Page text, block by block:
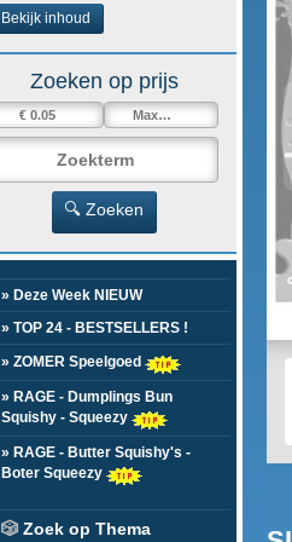
Bekijk inhoud
Zoeken op prijs
🔍 Zoeken
» Deze Week NIEUW
» TOP 24 - BESTSELLERS !
» ZOMER Speelgoed
» RAGE - Dumplings Bun
Squishy - Squeezy
» RAGE - Butter Squishy's -
Boter Squeezy
🎲 Zoek op Thema